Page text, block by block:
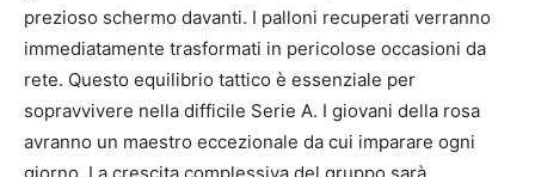
prezioso schermo davanti. I palloni recuperati verranno
immediatamente trasformati in pericolose occasioni da
rete. Questo equilibrio tattico è essenziale per
sopravvivere nella difficile Serie A. I giovani della rosa
avranno un maestro eccezionale da cui imparare ogni